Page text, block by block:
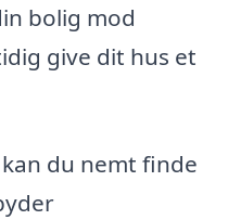
bolig mod
give dit hus et
du nemt finde